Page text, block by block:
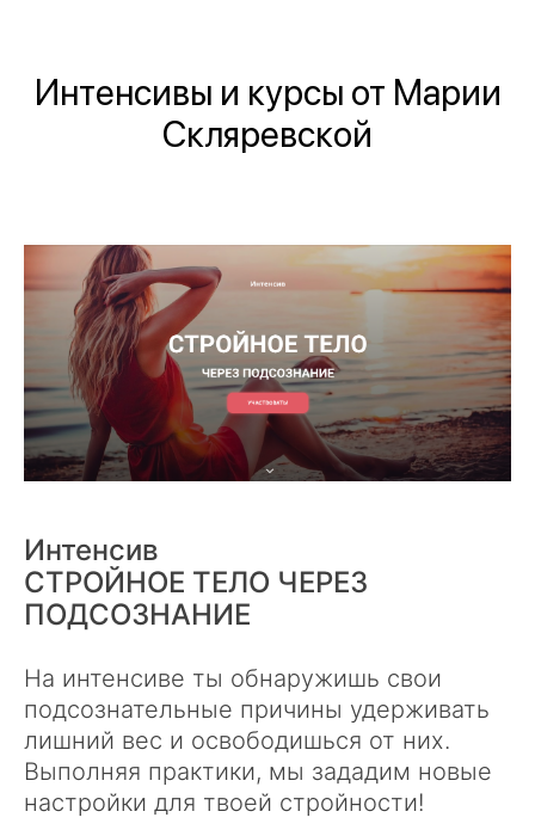
Интенсивы и курсы от Марии
Скляревской
Интенсив
СТРОЙНОЕ ТЕЛО ЧЕРЕЗ
ПОДСОЗНАНИЕ
На интенсиве ты обнаружишь свои
подсознательные причины удерживать
лишний вес и освободишься от них.
Выполняя практики, мы зададим новые
настройки для твоей стройности!